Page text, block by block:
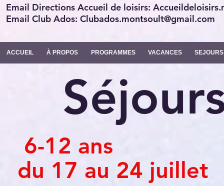
Email Directions Accueil de loisirs:
Email Club Ados: Clubados.montsoult@gmail.com
ACCUEIL À PROPOS PROGRAMMES VACANCES SEJOURS
6-12 ans
du 17 au 24 juillet